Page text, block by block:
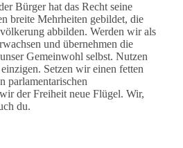
Bürger hat das Recht seine
breite Mehrheiten gebildet, die
abbilden. Werden wir als
und übernehmen die
Gemeinwohl selbst. Nutzen
Setzen wir einen fetten
parlamentarischen
der Freiheit neue Flügel. Wir,
du.